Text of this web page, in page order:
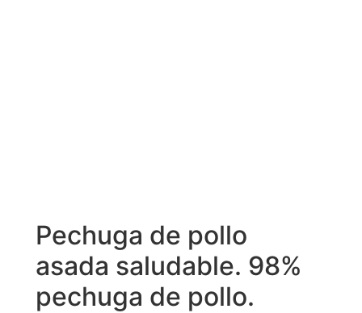
Pechuga de pollo
asada saludable. 98%
pechuga de pollo.